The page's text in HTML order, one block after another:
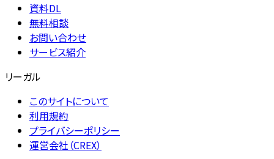
資料DL
無料相談
お問い合わせ
サービス紹介
リーガル
このサイトについて
利用規約
プライバシーポリシー
運営会社（CREX）